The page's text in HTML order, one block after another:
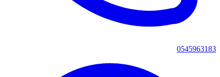
0545963183